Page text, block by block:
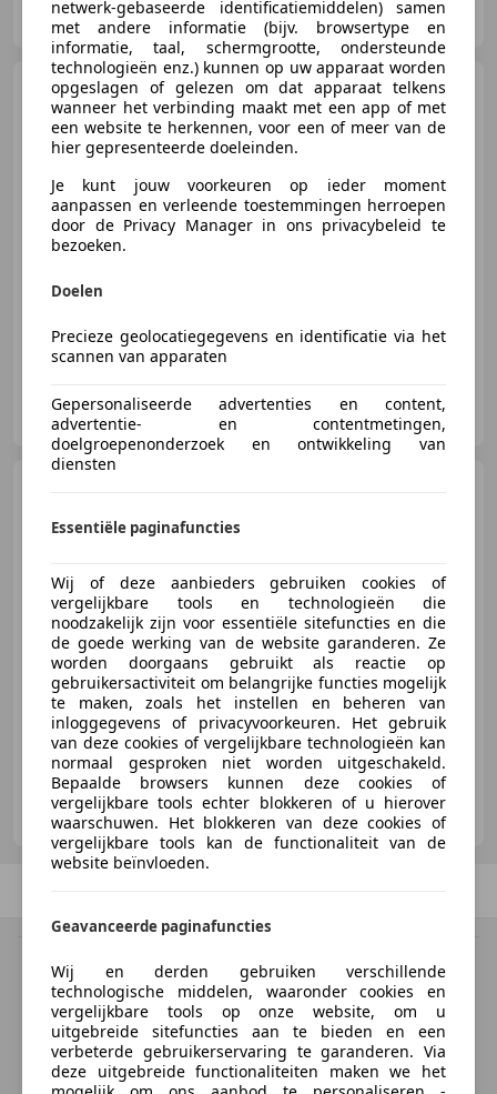
NL-4793 AS FIJNAART
Trike
Micro Microlino L7 -
96km/u | 177 km range
€ 11.499 1
01/2024
Autohuis Koole
NL-4793 AS FIJNAART
€ 14.750
07/2020 23.188 km Benzine 132 kW (179 PK)
Autohuis Koole
NL-4793 AS FIJNAART
BTW verrekenbaar
Specificatie van de fabrikant voor nieuwe voertuigen. Afhankelijk van de
kilometerstand, het rijgedrag, de leeftijd van de batterij en het
laadgedrag, kan de radius van occasies aanzienlijk variëren.
Homepage
netwerk-gebaseerde identificatiemiddelen) samen
met andere informatie (bijv. browsertype en
informatie, taal, schermgrootte, ondersteunde
technologieën enz.) kunnen op uw apparaat worden
opgeslagen of gelezen om dat apparaat telkens
wanneer het verbinding maakt met een app of met
een website te herkennen, voor een of meer van de
hier gepresenteerde doeleinden.
Je kunt jouw voorkeuren op ieder moment
aanpassen en verleende toestemmingen herroepen
door de Privacy Manager in ons privacybeleid te
bezoeken.
Doelen
Precieze geolocatiegegevens en identificatie via het
scannen van apparaten
Gepersonaliseerde advertenties en content,
advertentie- en contentmetingen,
doelgroepenonderzoek en ontwikkeling van
diensten
Essentiële paginafuncties
Wij of deze aanbieders gebruiken cookies of
vergelijkbare tools en technologieën die
noodzakelijk zijn voor essentiële sitefuncties en die
de goede werking van de website garanderen. Ze
worden doorgaans gebruikt als reactie op
gebruikersactiviteit om belangrijke functies mogelijk
te maken, zoals het instellen en beheren van
inloggegevens of privacyvoorkeuren. Het gebruik
van deze cookies of vergelijkbare technologieën kan
normaal gesproken niet worden uitgeschakeld.
Bepaalde browsers kunnen deze cookies of
vergelijkbare tools echter blokkeren of u hierover
waarschuwen. Het blokkeren van deze cookies of
vergelijkbare tools kan de functionaliteit van de
website beïnvloeden.
Geavanceerde paginafuncties
Wij en derden gebruiken verschillende
technologische middelen, waaronder cookies en
vergelijkbare tools op onze website, om u
uitgebreide sitefuncties aan te bieden en een
verbeterde gebruikerservaring te garanderen. Via
deze uitgebreide functionaliteiten maken we het